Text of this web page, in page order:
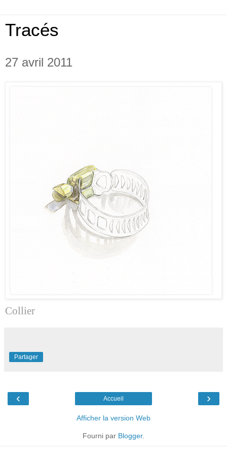
Tracés
27 avril 2011
Collier
Partager
‹ ›
Accueil
Afficher la version Web
Fourni par Blogger.